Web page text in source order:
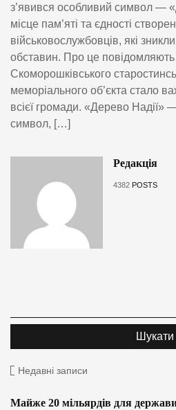
з’явився особливий символ —
місце пам’яті та єдності
військовослужбовців, які
обставин. Про це повідомляють
Скоморошківського
меморіального об’єкта стало
всієї громади. «Дерево Надії»
символ, […]
Редакція
4382 POSTS
Недавні записи
Майже 20 мільярдів для